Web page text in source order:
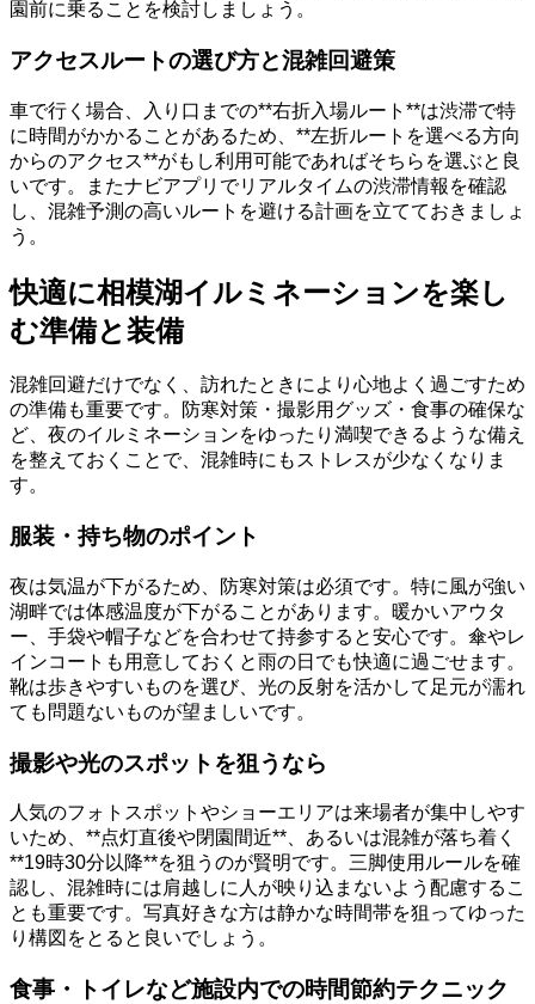
園前に乗ることを検討しましょう。
アクセスルートの選び方と混雑回避策
車で行く場合、入り口までの**右折入場ルート**は渋滞で特
に時間がかかることがあるため、**左折ルートを選べる方向
からのアクセス**がもし利用可能であればそちらを選ぶと良
いです。またナビアプリでリアルタイムの渋滞情報を確認
し、混雑予測の高いルートを避ける計画を立てておきましょ
う。
快適に相模湖イルミネーションを楽し
む準備と装備
混雑回避だけでなく、訪れたときにより心地よく過ごすため
の準備も重要です。防寒対策・撮影用グッズ・食事の確保な
ど、夜のイルミネーションをゆったり満喫できるような備え
を整えておくことで、混雑時にもストレスが少なくなりま
す。
服装・持ち物のポイント
夜は気温が下がるため、防寒対策は必須です。特に風が強い
湖畔では体感温度が下がることがあります。暖かいアウタ
ー、手袋や帽子などを合わせて持参すると安心です。傘やレ
インコートも用意しておくと雨の日でも快適に過ごせます。
靴は歩きやすいものを選び、光の反射を活かして足元が濡れ
ても問題ないものが望ましいです。
撮影や光のスポットを狙うなら
人気のフォトスポットやショーエリアは来場者が集中しやす
いため、**点灯直後や閉園間近**、あるいは混雑が落ち着く
**19時30分以降**を狙うのが賢明です。三脚使用ルールを確
認し、混雑時には肩越しに人が映り込まないよう配慮するこ
とも重要です。写真好きな方は静かな時間帯を狙ってゆった
り構図をとると良いでしょう。
食事・トイレなど施設内での時間節約テクニック